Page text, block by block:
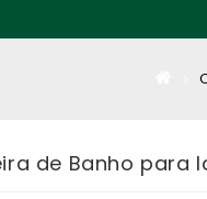
de Banho para